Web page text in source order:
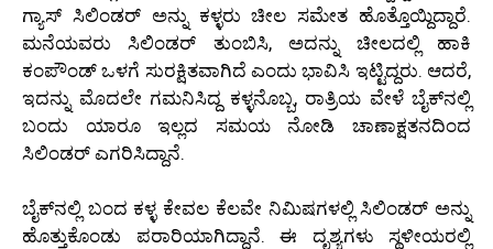
ಗ್ಯಾಸ್ ಸಿಲಿಂಡರ್ ಅನ್ನು ಕಳ್ಳರು ಚೀಲ ಸಮೇತ ಹೊತ್ತೊಯ್ದಿದ್ದಾರೆ.
ಮನೆಯವರು ಸಿಲಿಂಡರ್ ತುಂಬಿಸಿ, ಅದನ್ನು ಚೀಲದಲ್ಲಿ ಹಾಕಿ
ಕಂಪೌಂಡ್ ಒಳಗೆ ಸುರಕ್ಷಿತವಾಗಿದೆ ಎಂದು ಭಾವಿಸಿ ಇಟ್ಟಿದ್ದರು. ಆದರೆ,
ಇದನ್ನು ಮೊದಲೇ ಗಮನಿಸಿದ್ದ ಕಳ್ಳನೊಬ್ಬ, ರಾತ್ರಿಯ ವೇಳೆ ಬೈಕ್‌ನಲ್ಲಿ
ಬಂದು ಯಾರೂ ಇಲ್ಲದ ಸಮಯ ನೋಡಿ ಚಾಣಾಕ್ಷತನದಿಂದ
ಸಿಲಿಂಡರ್ ಎಗರಿಸಿದ್ದಾನೆ.
ಬೈಕ್‌ನಲ್ಲಿ ಬಂದ ಕಳ್ಳ ಕೇವಲ ಕೆಲವೇ ನಿಮಿಷಗಳಲ್ಲಿ ಸಿಲಿಂಡರ್ ಅನ್ನು
ಹೊತ್ತುಕೊಂಡು ಪರಾರಿಯಾಗಿದ್ದಾನೆ. ಈ ದೃಶ್ಯಗಳು ಸ್ಥಳೀಯರಲ್ಲಿ